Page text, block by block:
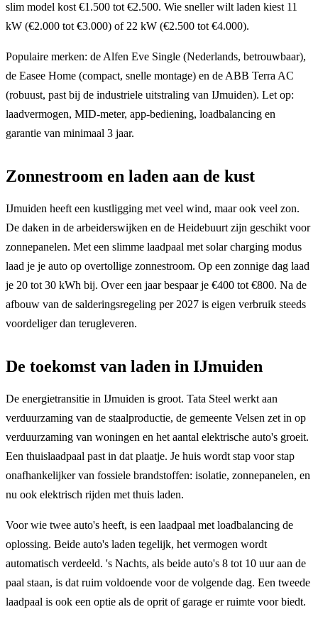
slim model kost €1.500 tot €2.500. Wie sneller wilt laden kiest 11
kW (€2.000 tot €3.000) of 22 kW (€2.500 tot €4.000).
Populaire merken: de Alfen Eve Single (Nederlands, betrouwbaar),
de Easee Home (compact, snelle montage) en de ABB Terra AC
(robuust, past bij de industriele uitstraling van IJmuiden). Let op:
laadvermogen, MID-meter, app-bediening, loadbalancing en
garantie van minimaal 3 jaar.
Zonnestroom en laden aan de kust
IJmuiden heeft een kustligging met veel wind, maar ook veel zon.
De daken in de arbeiderswijken en de Heidebuurt zijn geschikt voor
zonnepanelen. Met een slimme laadpaal met solar charging modus
laad je je auto op overtollige zonnestroom. Op een zonnige dag laad
je 20 tot 30 kWh bij. Over een jaar bespaar je €400 tot €800. Na de
afbouw van de salderingsregeling per 2027 is eigen verbruik steeds
voordeliger dan terugleveren.
De toekomst van laden in IJmuiden
De energietransitie in IJmuiden is groot. Tata Steel werkt aan
verduurzaming van de staalproductie, de gemeente Velsen zet in op
verduurzaming van woningen en het aantal elektrische auto's groeit.
Een thuislaadpaal past in dat plaatje. Je huis wordt stap voor stap
onafhankelijker van fossiele brandstoffen: isolatie, zonnepanelen, en
nu ook elektrisch rijden met thuis laden.
Voor wie twee auto's heeft, is een laadpaal met loadbalancing de
oplossing. Beide auto's laden tegelijk, het vermogen wordt
automatisch verdeeld. 's Nachts, als beide auto's 8 tot 10 uur aan de
paal staan, is dat ruim voldoende voor de volgende dag. Een tweede
laadpaal is ook een optie als de oprit of garage er ruimte voor biedt.